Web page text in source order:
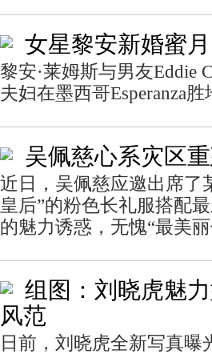
女星黎安新婚蜜
黎安·莱姆斯与男友Eddie
夫妇在墨西哥Esperanza胜
吴佩慈心系灾区
近日，吴佩慈应邀出席了
皇后”的粉色长礼服搭配
的魅力诱惑，无愧“最美丽
组图：刘晓虎魅
风范
日前，刘晓虎全新写真